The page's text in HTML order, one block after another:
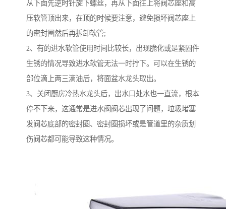
从下面先逆时针旋下螺丝，再从下面往上将阀芯座和高
压软管顶出来，在顶的时候要注意，避免损坏阀芯座上
的密封圈然后再拆卸软管;
2、有的进水软管使用时间比较长，出现脆化或是紧固件
生锈的情况导致进水软管无法一时拧下。可以在生锈的
部位滴上两三滴油后，将面盆水龙头取出。
3、关闭厨房冷热水龙头后，出水口处水也一直流，根本
停不下来，这通常是进水阀阀芯出现了问题，垃圾堵塞
发阀芯底部的密封圈、密封圈损坏或是管道里的杂质划
伤阀芯都可能导致这种情况。